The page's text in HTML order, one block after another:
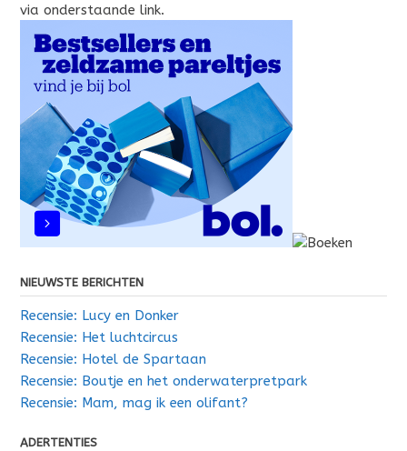
via onderstaande link.
NIEUWSTE BERICHTEN
Recensie: Lucy en Donker
Recensie: Het luchtcircus
Recensie: Hotel de Spartaan
Recensie: Boutje en het onderwaterpretpark
Recensie: Mam, mag ik een olifant?
ADERTENTIES